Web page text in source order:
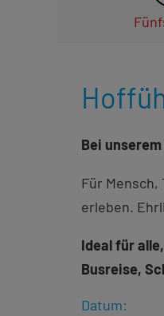
Bei
Für
erleben.
Ideal für
Busreise,
Datum: